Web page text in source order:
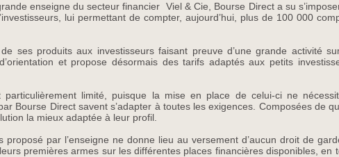
enseigne du secteur financier Viel & Cie, Bourse Direct a su
lui permettant de compter, aujourd’hui, plus de 100 000
ses produits aux investisseurs faisant preuve d’une grande activité
et propose désormais des tarifs adaptés aux petits
limité, puisque la mise en place de celui-ci ne
Bourse Direct savent s’adapter à toutes les exigences. Composées de
la mieux adaptée à leur profil.
par l’enseigne ne donne lieu au versement d’aucun droit de
premières armes sur les différentes places financières disponibles, en